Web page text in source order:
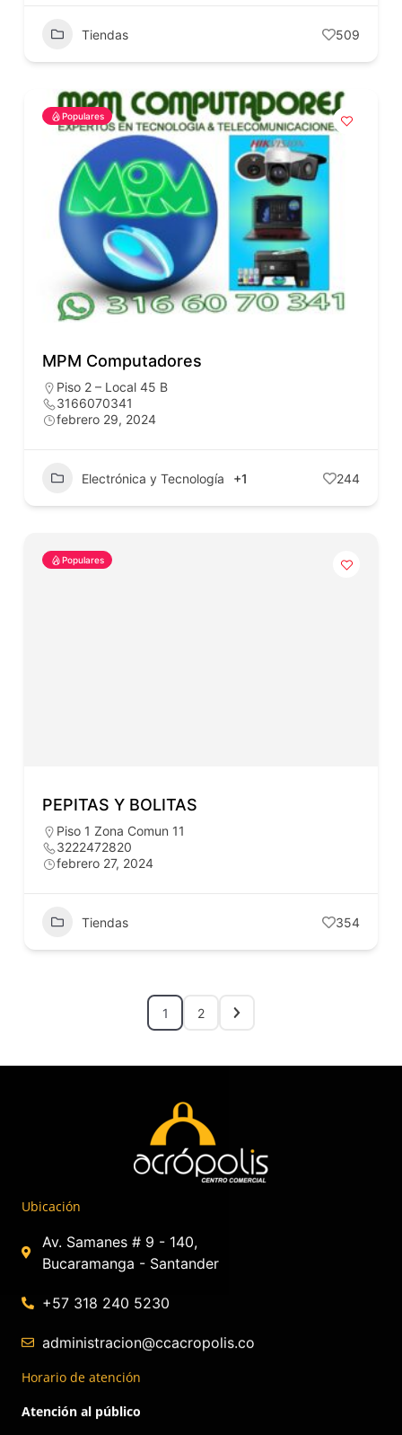
Tiendas 509
Populares
MPM Computadores
Piso 2 – Local 45 B
3166070341
febrero 29, 2024
Electrónica y Tecnología +1 244
Populares
PEPITAS Y BOLITAS
Piso 1 Zona Comun 11
3222472820
febrero 27, 2024
Tiendas 354
1 2
Ubicación
Av. Samanes # 9 - 140,
Bucaramanga - Santander
+57 318 240 5230
administracion@ccacropolis.co
Horario de atención
Atención al público